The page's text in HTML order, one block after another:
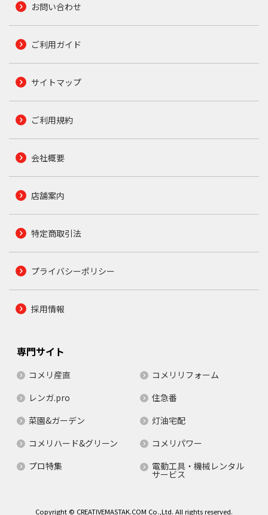
お問い合わせ
ご利用ガイド
サイトマップ
ご利用規約
会社概要
店舗案内
特定商取引法
プライバシーポリシー
採用情報
専門サイト
コメリ産直
コメリリフォーム
レンガ.pro
住急番
菜園&ガーデン
灯油宅配
コメリハード&グリーン
コメリパワー
プロ特集
電動工具・機械レンタル
サービス
Copyright © CREATIVEMASTAK.COM Co.,Ltd. All rights reserved.